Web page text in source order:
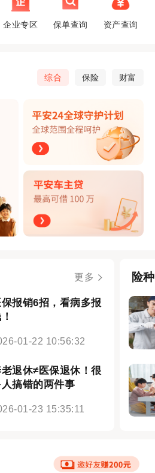
企业专区 保单查询 资产查询
综合 保险 财富
更多
保报销6招，看病多报
01-22 10:56:32
退休≠医保退休！很
人搞错的两件事
01-23 15:35:11
险